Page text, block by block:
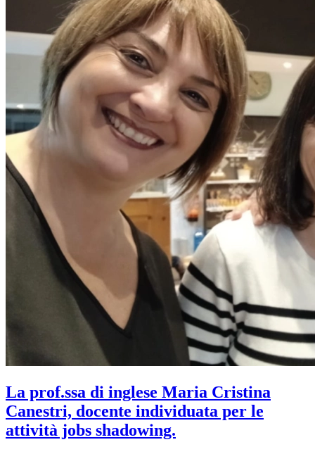
La prof.ssa di inglese Maria Cristina
Canestri, docente individuata per le
attività jobs shadowing.